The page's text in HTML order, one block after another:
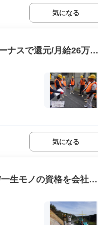
気になる
ナスで還元/月給26万円
気になる
生モノの資格を会社負